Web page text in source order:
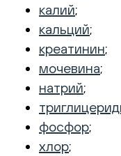
калий;
кальций;
креатинин;
мочевина;
натрий;
фосфор;
хлор;